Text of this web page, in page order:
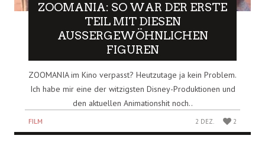
ZOOMANIA: SO WAR DER ERSTE
TEIL MIT DIESEN
AUSSERGEWÖHNLICHEN F
IGUREN
ZOOMANIA im Kino verpasst? Heutzutage ja kein Problem.
Ich habe mir eine der witzigsten Disney-Produktionen und
den aktuellen Animationshit noch..
FILM 2 DEZ. 2